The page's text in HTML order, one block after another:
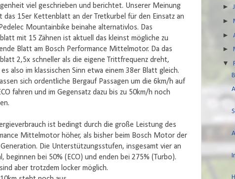
viel geschrieben und berichtet. Unserer Meinung
das 15er Kettenblatt an der Tretkurbel für den Einsatz an
Mountainbike beinahe alternativlos. Das
mit 15 Zähnen ist aktuell das kleinst mögliche zu
Blatt am Bosch Performance Mittelmotor. Da das
2,5x schneller als die eigene Trittfrequenz dreht,
es also im klassischen Sinn etwa einem 38er Blatt gleich.
sich ordentliche Bergauf Passagen um die 6km/h auf
fahren und im Gegensatz dazu bis zu 50km/h noch
ist bedingt durch die große Leistung des
Mittelmotor höher, als bisher beim Bosch Motor der
Die Unterstützungsstufen, insgesamt vier an
beginnen bei 50% (ECO) und enden bei 275% (Turbo).
aber trotzdem locker möglich.
►
►
►
►
▼